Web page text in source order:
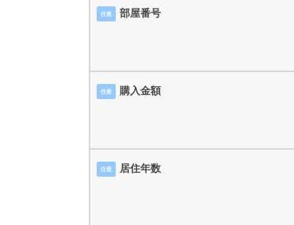
任意 部屋番号
任意 購入金額
任意 居住年数